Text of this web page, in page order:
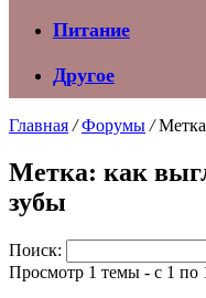
Питание
Другое
Главная / Форумы /
Метка: как
зубы
Поиск:
Просмотр 1 темы - с 1 по